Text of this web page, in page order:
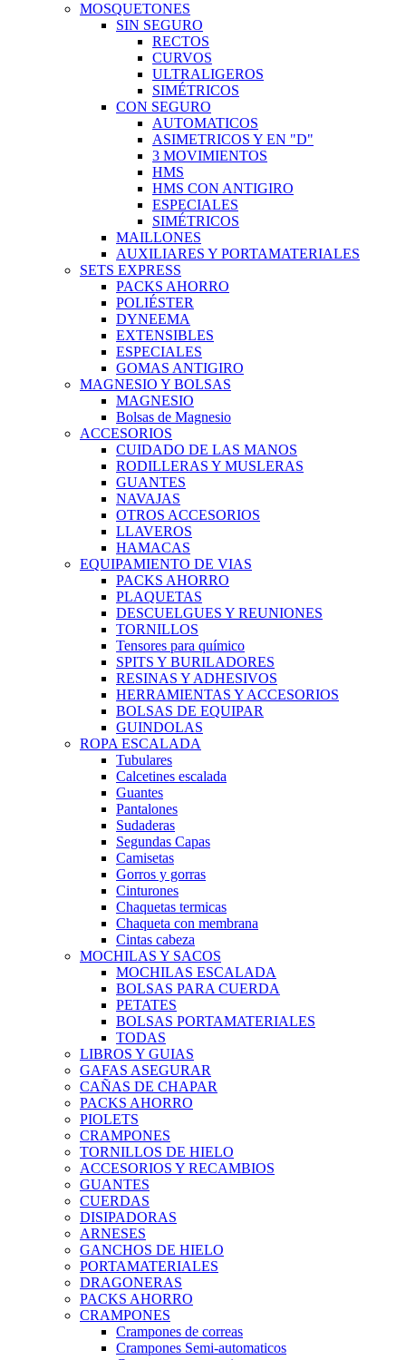
MOSQUETONES
SIN SEGURO
RECTOS
CURVOS
ULTRALIGEROS
SIMÉTRICOS
CON SEGURO
AUTOMATICOS
ASIMETRICOS Y EN "D"
3 MOVIMIENTOS
HMS
HMS CON ANTIGIRO
ESPECIALES
SIMÉTRICOS
MAILLONES
AUXILIARES Y PORTAMATERIALES
SETS EXPRESS
PACKS AHORRO
POLIÉSTER
DYNEEMA
EXTENSIBLES
ESPECIALES
GOMAS ANTIGIRO
MAGNESIO Y BOLSAS
MAGNESIO
Bolsas de Magnesio
ACCESORIOS
CUIDADO DE LAS MANOS
RODILLERAS Y MUSLERAS
GUANTES
NAVAJAS
OTROS ACCESORIOS
LLAVEROS
HAMACAS
EQUIPAMIENTO DE VIAS
PACKS AHORRO
PLAQUETAS
DESCUELGUES Y REUNIONES
TORNILLOS
Tensores para químico
SPITS Y BURILADORES
RESINAS Y ADHESIVOS
HERRAMIENTAS Y ACCESORIOS
BOLSAS DE EQUIPAR
GUINDOLAS
ROPA ESCALADA
Tubulares
Calcetines escalada
Guantes
Pantalones
Sudaderas
Segundas Capas
Camisetas
Gorros y gorras
Cinturones
Chaquetas termicas
Chaqueta con membrana
Cintas cabeza
MOCHILAS Y SACOS
MOCHILAS ESCALADA
BOLSAS PARA CUERDA
PETATES
BOLSAS PORTAMATERIALES
TODAS
LIBROS Y GUIAS
GAFAS ASEGURAR
CAÑAS DE CHAPAR
PACKS AHORRO
PIOLETS
CRAMPONES
TORNILLOS DE HIELO
ACCESORIOS Y RECAMBIOS
GUANTES
CUERDAS
DISIPADORAS
ARNESES
GANCHOS DE HIELO
PORTAMATERIALES
DRAGONERAS
PACKS AHORRO
CRAMPONES
Crampones de correas
Crampones Semi-automaticos